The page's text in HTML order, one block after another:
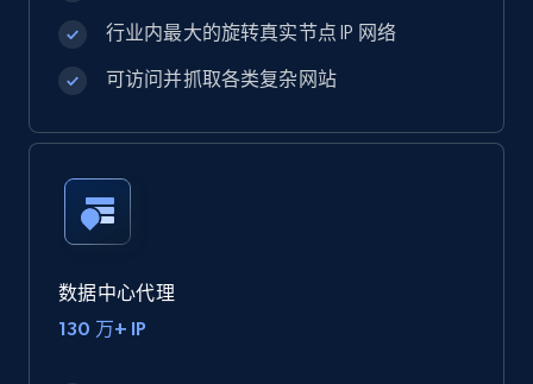
行业内最大的旋转真实节点 IP 网络
可访问并抓取各类复杂网站
数据中心代理
130 万+ IP